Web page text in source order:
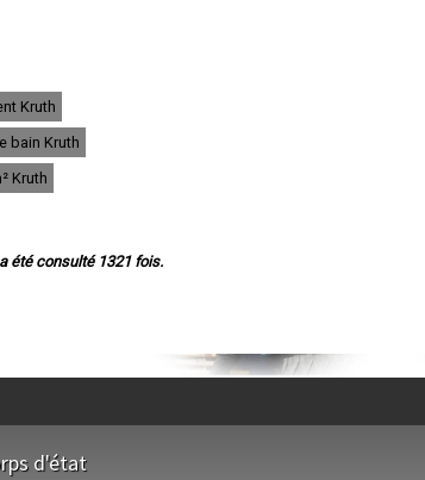
Kruth
bain Kruth
Kruth
été consulté 1321 fois.
Vesoul
Chalon-sur-Saône
d'état